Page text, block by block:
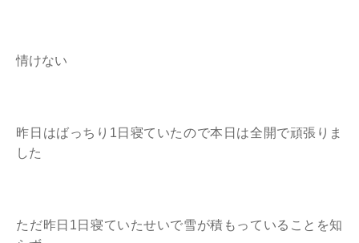
情けない
昨日はばっちり1日寝ていたので本日は全開で頑張りま
した
ただ昨日1日寝ていたせいで雪が積もっていることを知